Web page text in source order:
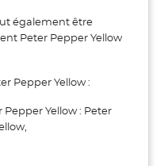
également être
Peter Pepper Yellow
Pepper Yellow :
Yellow : Peter